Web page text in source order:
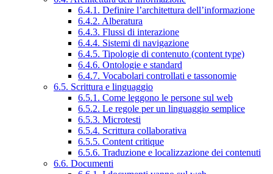
6.4.1. Definire l’architettura dell’informazione
6.4.2. Alberatura
6.4.3. Flussi di interazione
6.4.4. Sistemi di navigazione
6.4.5. Tipologie di contenuto (content type)
6.4.6. Ontologie e standard
6.4.7. Vocabolari controllati e tassonomie
6.5. Scrittura e linguaggio
6.5.1. Come leggono le persone sul web
6.5.2. Le regole per un linguaggio semplice
6.5.3. Microtesti
6.5.4. Scrittura collaborativa
6.5.5. Content critique
6.5.6. Traduzione e localizzazione dei contenuti
6.6. Documenti